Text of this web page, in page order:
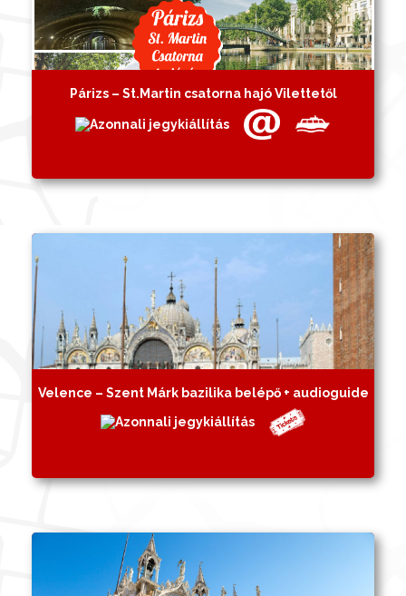
Párizs – St.Martin csatorna hajó Vilettetől
Velence – Szent Márk bazilika belépő + audioguide